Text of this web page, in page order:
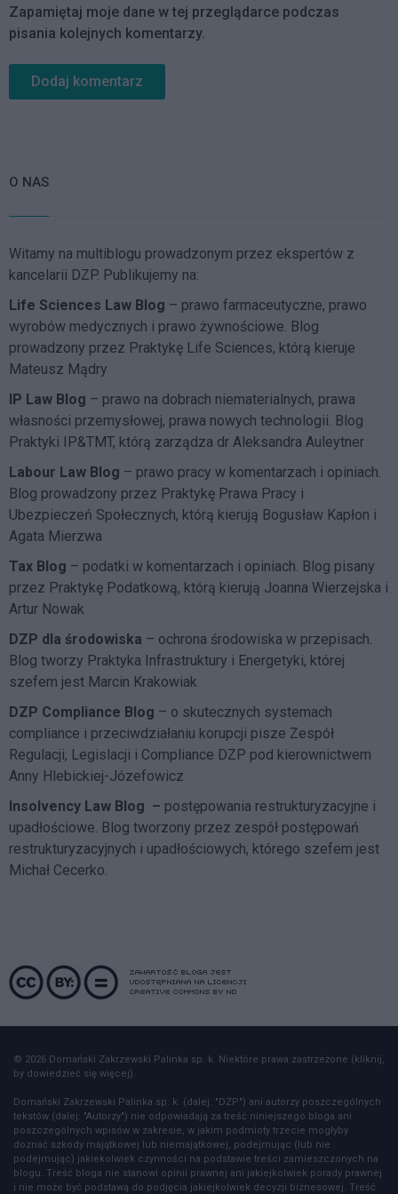
Zapamiętaj moje dane w tej przeglądarce podczas
pisania kolejnych komentarzy.
O NAS
Witamy na multiblogu prowadzonym przez ekspertów z
kancelarii DZP. Publikujemy na:
Life Sciences Law Blog – prawo farmaceutyczne, prawo
wyrobów medycznych i prawo żywnościowe. Blog
prowadzony przez Praktykę Life Sciences, którą kieruje
Mateusz Mądry
IP Law Blog – prawo na dobrach niematerialnych, prawa
własności przemysłowej, prawa nowych technologii. Blog
Praktyki IP&TMT, którą zarządza dr Aleksandra Auleytner
Labour Law Blog – prawo pracy w komentarzach i opiniach.
Blog prowadzony przez Praktykę Prawa Pracy i
Ubezpieczeń Społecznych, którą kierują Bogusław Kapłon i
Agata Mierzwa
Tax Blog – podatki w komentarzach i opiniach. Blog pisany
przez Praktykę Podatkową, którą kierują Joanna Wierzejska i
Artur Nowak
DZP dla środowiska – ochrona środowiska w przepisach.
Blog tworzy Praktyka Infrastruktury i Energetyki, której
szefem jest Marcin Krakowiak
DZP Compliance Blog – o skutecznych systemach
compliance i przeciwdziałaniu korupcji pisze Zespół
Regulacji, Legislacji i Compliance DZP pod kierownictwem
Anny Hlebickiej-Józefowicz
Insolvency Law Blog – postępowania restrukturyzacyjne i
upadłościowe. Blog tworzony przez zespół postępowań
restrukturyzacyjnych i upadłościowych, którego szefem jest
Michał Cecerko.
© 2026 Domański Zakrzewski Palinka sp. k. Niektóre prawa zastrzeżone (kliknij,
by dowiedzieć się więcej).
Domański Zakrzewski Palinka sp. k. (dalej: "DZP") ani autorzy poszczególnych
tekstów (dalej: "Autorzy") nie odpowiadają za treść niniejszego bloga ani
poszczególnych wpisów w zakresie, w jakim podmioty trzecie mogłyby
doznać szkody majątkowej lub niemajątkowej, podejmując (lub nie
podejmując) jakiekolwiek czynności na podstawie treści zamieszczonych na
blogu. Treść bloga nie stanowi opinii prawnej ani jakiejkolwiek porady prawnej
i nie może być podstawą do podjęcia jakiejkolwiek decyzji biznesowej. Treść